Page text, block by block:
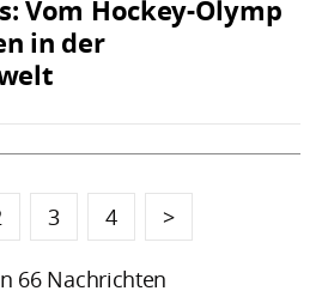
Vom Hockey-Olymp
in der
3 4 >
66 Nachrichten